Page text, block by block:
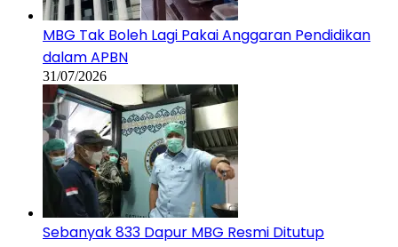
MBG Tak Boleh Lagi Pakai Anggaran Pendidikan
dalam APBN
31/07/2026
Sebanyak 833 Dapur MBG Resmi Ditutup